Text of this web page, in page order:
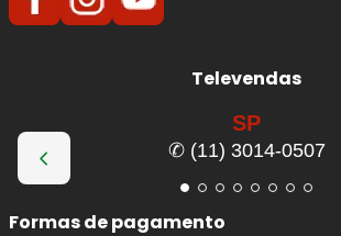
Televendas
SP
✆ (11) 3014-0507
Formas de pagamento